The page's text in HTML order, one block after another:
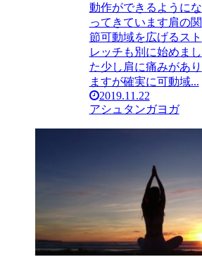
動作ができるようにな
ってきています肩の関
節可動域を広げるスト
レッチも別に始めまし
た少し肩に痛みがあり
ますが確実に可動域...
2019.11.22
アシュタンガヨガ